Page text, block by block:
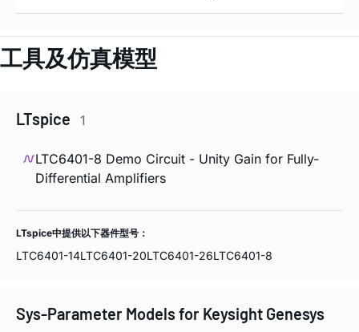
工具及仿真模型
LTspice 1
LTC6401-8 Demo Circuit - Unity Gain for Fully-
Differential Amplifiers
LTspice中提供以下器件型号：
LTC6401-14LTC6401-20LTC6401-26LTC6401-8
Sys-Parameter Models for Keysight Genesys